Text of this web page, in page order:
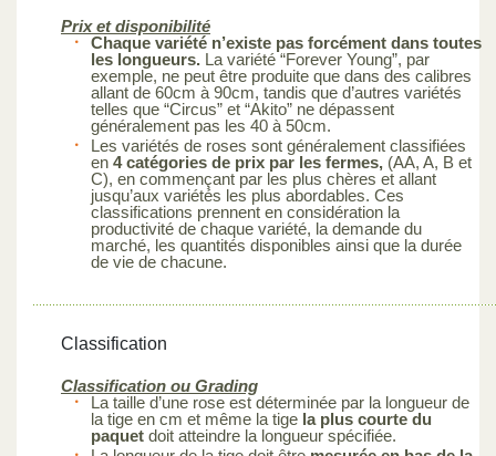
Prix et disponibilité
Chaque variété n’existe pas forcément dans toutes
les longueurs. La variété “Forever Young”, par
exemple, ne peut être produite que dans des calibres
allant de 60cm à 90cm, tandis que d’autres variétés
telles que “Circus” et “Akito” ne dépassent
généralement pas les 40 à 50cm.
Les variétés de roses sont généralement classifiées
en 4 catégories de prix par les fermes, (AA, A, B et
C), en commençant par les plus chères et allant
jusqu’aux variétés les plus abordables. Ces
classifications prennent en considération la
productivité de chaque variété, la demande du
marché, les quantités disponibles ainsi que la durée
de vie de chacune.
Classification
Classification ou Grading
La taille d’une rose est déterminée par la longueur de
la tige en cm et même la tige la plus courte du
paquet doit atteindre la longueur spécifiée.